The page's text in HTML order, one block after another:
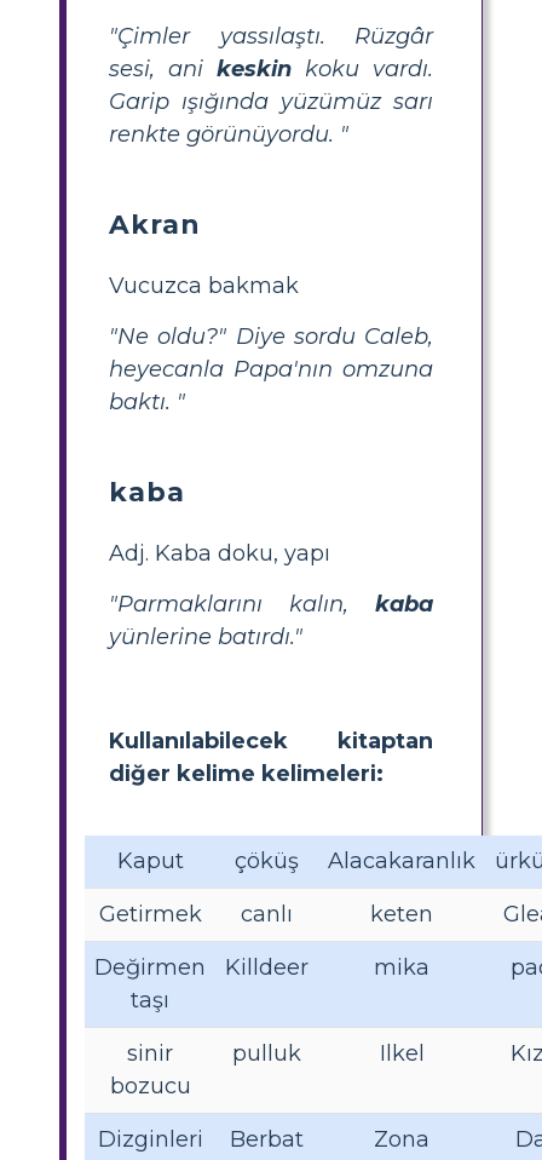
"Çimler yassılaştı. Rüzgâr
sesi, ani keskin koku vardı.
Garip ışığında yüzümüz sarı
renkte görünüyordu. "
Akran
Vucuzca bakmak
"Ne oldu?" Diye sordu Caleb,
heyecanla Papa'nın omzuna
baktı. "
kaba
Adj. Kaba doku, yapı
"Parmaklarını kalın, kaba
yünlerine batırdı."
Kullanılabilecek kitaptan
diğer kelime kelimeleri:
Kaput çöküş Alacakaranlık
Getirmek
canlı keten
Değirmen
taşı
Killdeer mika
sinir
bozucu
pulluk Ilkel
Dizginleri Berbat Zona